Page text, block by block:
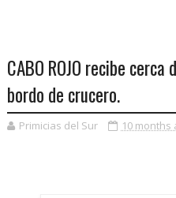
CABO ROJO recibe
bordo de crucero.
Primicias del Sur 10 months